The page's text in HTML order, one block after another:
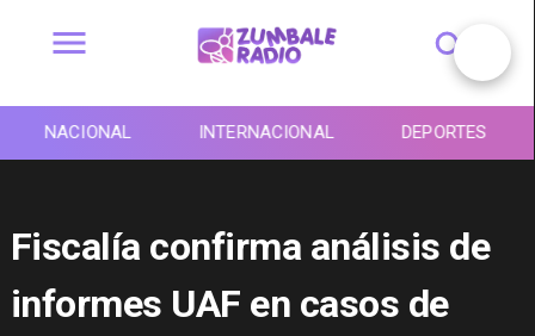
NACIONAL INTERNACIONAL DEPORTES
Fiscalía confirma análisis de
informes UAF en casos de